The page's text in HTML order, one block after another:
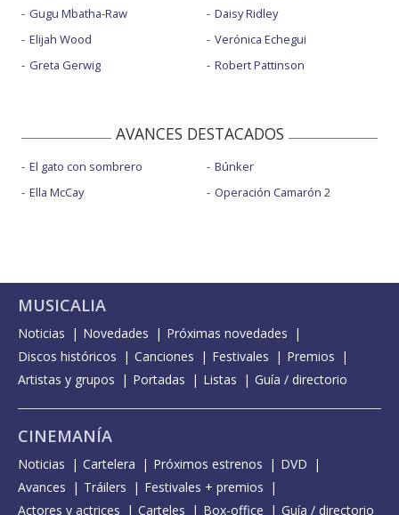
Gugu Mbatha-Raw
Elijah Wood
Greta Gerwig
Daisy Ridley
Verónica Echegui
Robert Pattinson
AVANCES DESTACADOS
El gato con sombrero
Ella McCay
Búnker
Operación Camarón 2
MUSICALIA
Noticias Novedades
Próximas novedades
Discos históricos
Canciones Festivales
Premios
Artistas y grupos
Portadas Listas Guía / directorio
CINEMANÍA
Noticias Cartelera Próximos estrenos
DVD
Avances
Tráilers
Festivales + premios
Actores y actrices
Carteles Box-office Guía / directorio